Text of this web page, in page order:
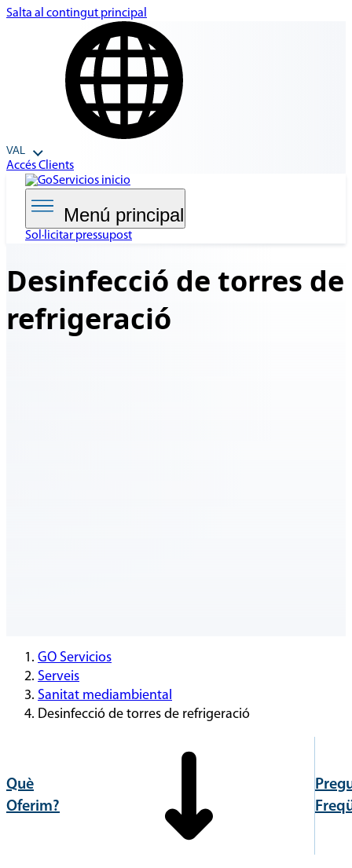
Salta al contingut principal
VAL
Accés Clients
Menú principal
Sol·licitar pressupost
Desinfecció de torres de
refrigeració
GO Servicios
Serveis
Sanitat mediambiental
Desinfecció de torres de refrigeració
Què
Oferim?